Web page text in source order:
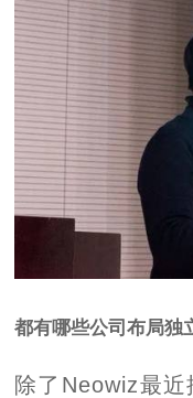
都有哪些公司布局独
除了Neowiz最